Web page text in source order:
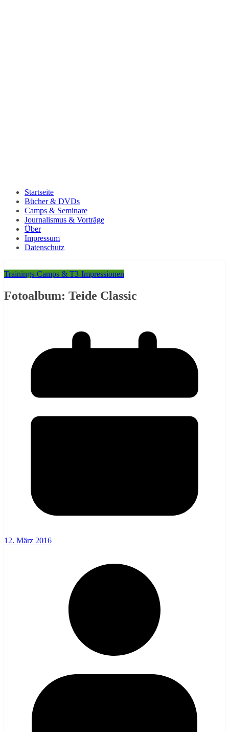
Startseite
Bücher & DVDs
Camps & Seminare
Journalismus & Vorträge
Über
Impressum
Datenschutz
Trainings-Camps & T3-Impressionen
Fotoalbum: Teide Classic
12. März 2016